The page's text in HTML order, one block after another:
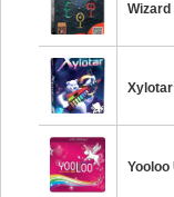
Wizard
Xylotar